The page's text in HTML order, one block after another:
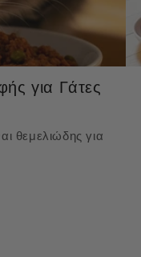
για Γάτες
θεμελιώδης για